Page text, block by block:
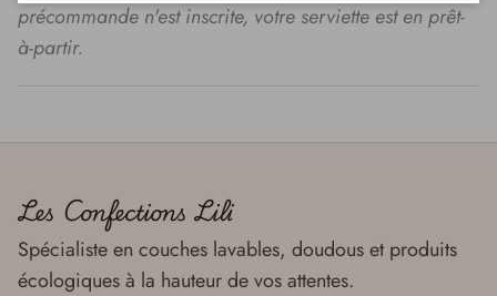
précommande n'est inscrite, votre serviette est en prêt-
à-partir.
Les Confections Lili
Spécialiste en couches lavables, doudous et produits
écologiques à la hauteur de vos attentes.